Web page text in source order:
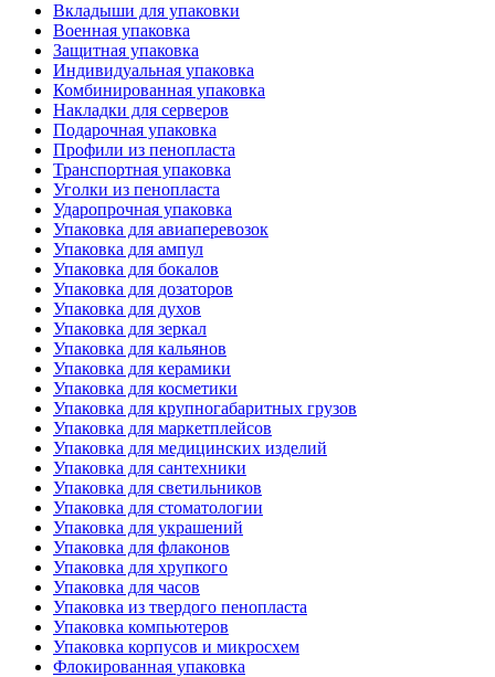
Вкладыши для упаковки
Военная упаковка
Защитная упаковка
Индивидуальная упаковка
Комбинированная упаковка
Накладки для серверов
Подарочная упаковка
Профили из пенопласта
Транспортная упаковка
Уголки из пенопласта
Ударопрочная упаковка
Упаковка для авиаперевозок
Упаковка для ампул
Упаковка для бокалов
Упаковка для дозаторов
Упаковка для духов
Упаковка для зеркал
Упаковка для кальянов
Упаковка для керамики
Упаковка для косметики
Упаковка для крупногабаритных грузов
Упаковка для маркетплейсов
Упаковка для медицинских изделий
Упаковка для сантехники
Упаковка для светильников
Упаковка для стоматологии
Упаковка для украшений
Упаковка для флаконов
Упаковка для хрупкого
Упаковка для часов
Упаковка из твердого пенопласта
Упаковка компьютеров
Упаковка корпусов и микросхем
Флокированная упаковка